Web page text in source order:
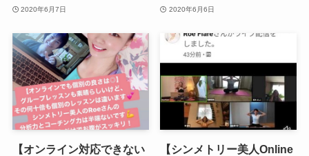
2020年6月7日 2020年6月6日
【オンライン対応できない 【シンメトリー美人Online